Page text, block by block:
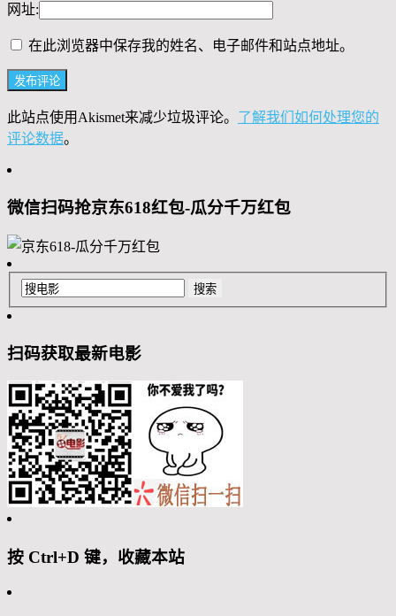
网址:
在此浏览器中保存我的姓名、电子邮件和站点地址。
此站点使用Akismet来减少垃圾评论。 了解我们如何处理您的
评论数据。
微信扫码抢京东618红包-瓜分千万红包
扫码获取最新电影
按 Ctrl+D 键，收藏本站